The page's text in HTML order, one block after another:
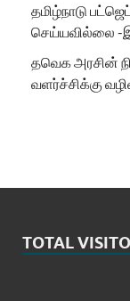
தமிழ்நாடு
செய்யவில்லை -
தவெக அரசின்
வளர்ச்சிக்கு
TOTAL